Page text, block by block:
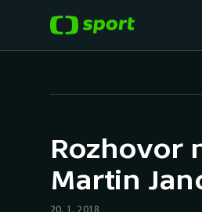
Hokej
Tenis
Rozhovor
Martin
20. 1. 2018